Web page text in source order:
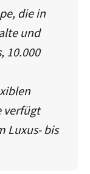
die in
und
10.000
verfügt
Luxus- bis